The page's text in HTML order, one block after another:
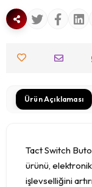
Ürün Açıklaması
Tact Switch
ürünü, elektronik
işlevselliğini